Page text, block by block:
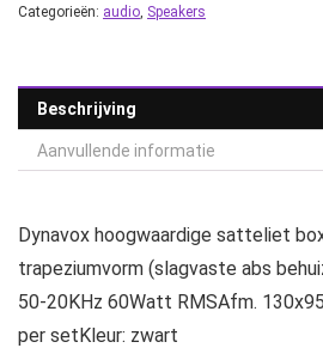
Categorieën: audio, Speakers
Beschrijving
Aanvullende informatie
Dynavox hoogwaardige satteliet
trapeziumvorm (slagvaste abs
50-20KHz 60Watt RMSAfm.
per setKleur: zwart